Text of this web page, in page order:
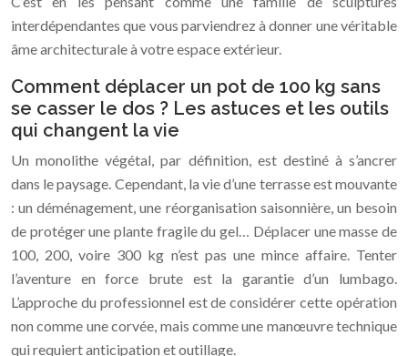
interdépendantes que vous parviendrez à donner une véritable
âme architecturale à votre espace extérieur.
Comment déplacer un pot de 100 kg sans
se casser le dos ? Les astuces et les outils
qui changent la vie
Un monolithe végétal, par définition, est destiné à s’ancrer
dans le paysage. Cependant, la vie d’une terrasse est mouvante
: un déménagement, une réorganisation saisonnière, un besoin
de protéger une plante fragile du gel… Déplacer une masse de
100, 200, voire 300 kg n’est pas une mince affaire. Tenter
l’aventure en force brute est la garantie d’un lumbago.
L’approche du professionnel est de considérer cette opération
non comme une corvée, mais comme une manœuvre technique
qui requiert anticipation et outillage.